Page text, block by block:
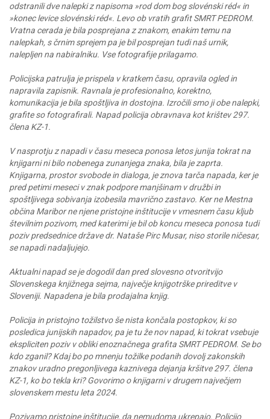
odstranili dve nalepki z napisoma »rod dom bog slovénski réd« in
»konec levice slovénski réd«. Levo ob vratih grafit SMRT PEDROM.
Vratna cerada je bila posprejana z znakom, enakim temu na
nalepkah, s črnim sprejem pa je bil posprejan tudi naš urnik,
nalepljen na nabiralniku. Vse fotografije prilagamo.
Policijska patrulja je prispela v kratkem času, opravila ogled in
napravila zapisnik. Ravnala je profesionalno, korektno,
komunikacija je bila spoštljiva in dostojna. Izročili smo ji obe nalepki,
grafite so fotografirali. Napad policija obravnava kot krištev 297.
člena KZ-1.
V nasprotju z napadi v času meseca ponosa letos junija tokrat na
knjigarni ni bilo nobenega zunanjega znaka, bila je zaprta.
Knjigarna, prostor svobode in dialoga, je znova tarča napada, ker je
pred petimi meseci v znak podpore manjšinam v družbi in
spoštljivega sobivanja izobesila mavrično zastavo. Ker ne Mestna
občina Maribor ne njene pristojne inštitucije v vmesnem času kljub
številnim pozivom, med katerimi je bil ob koncu meseca ponosa tudi
poziv predsednice države dr. Nataše Pirc Musar, niso storile ničesar,
se napadi nadaljujejo.
Aktualni napad se je dogodil dan pred slovesno otvoritvijo
Slovenskega knjižnega sejma, največje knjigotrške prireditve v
Sloveniji. Napadena je bila prodajalna knjig.
Policija in pristojno tožilstvo še nista končala postopkov, ki so
posledica junijskih napadov, pa je tu že nov napad, ki tokrat vsebuje
ekspliciten poziv v obliki enoznačnega grafita SMRT PEDROM. Se bo
kdo zganil? Kdaj bo po mnenju tožilke podanih dovolj zakonskih
znakov uradno pregonljivega kaznivega dejanja kršitve 297. člena
KZ-1, ko bo tekla kri? Govorimo o knjigarni v drugem največjem
slovenskem mestu leta 2024.
Pozivamo pristojne inštitucije, da nemudoma ukrepajo. Policijo